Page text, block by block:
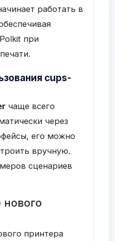
работать в
при
cups-
чаще всего
через
его можно
вручную.
сценариев
принтера